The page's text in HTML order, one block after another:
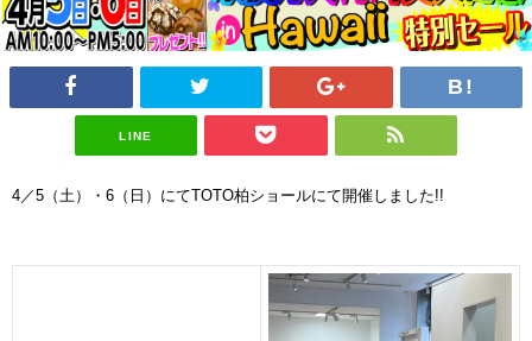
LINE
4 ／5 （土）・6（日）にて TOTO柏ショールにて開催しました!!